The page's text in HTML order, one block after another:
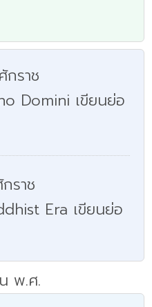
ราช
Domini เขียนย่อ
ราช
Era เขียนย่อ
พ.ศ.